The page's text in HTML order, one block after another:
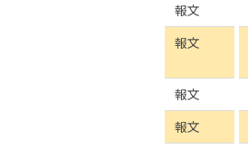
報文
報文
報文
報文